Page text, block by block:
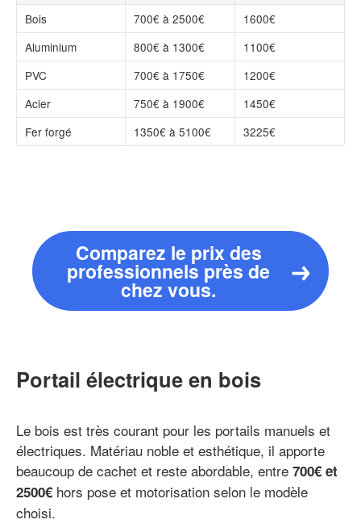
Bois 700€ à 2500€
1600€
Aluminium
800€ à 1300€
1100€
PVC
700€ à 1750€
1200€
Acier
750€ à 1900€
1450€
Fer forgé
1350€ à 5100€ 3225€
Comparez le prix des
professionnels près de
chez vous.
Portail électrique en bois
Le bois est très courant pour les portails manuels et
électriques. Matériau noble et esthétique, il apporte
beaucoup de cachet et reste abordable, entre 700€ et
2500€ hors pose et motorisation selon le modèle
choisi.